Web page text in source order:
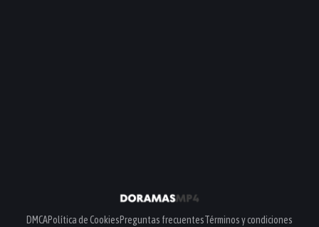
DMCAPolítica de CookiesPreguntas frecuentesTérminos y condiciones